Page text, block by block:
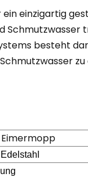
einzigartig
Schmutzwasser
besteht